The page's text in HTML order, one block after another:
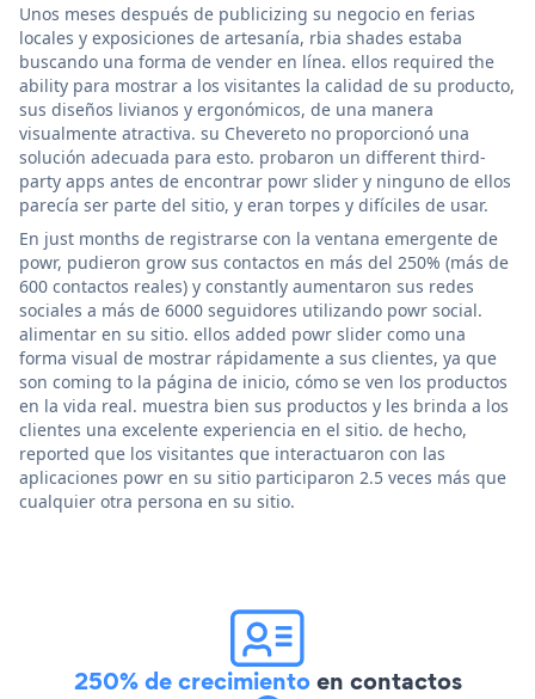
Unos meses después de publicizing su negocio en ferias
locales y exposiciones de artesanía, rbia shades estaba
buscando una forma de vender en línea. ellos required the
ability para mostrar a los visitantes la calidad de su producto,
sus diseños livianos y ergonómicos, de una manera
visualmente atractiva. su Chevereto no proporcionó una
solución adecuada para esto. probaron un different third-
party apps antes de encontrar powr slider y ninguno de ellos
parecía ser parte del sitio, y eran torpes y difíciles de usar.
En just months de registrarse con la ventana emergente de
powr, pudieron grow sus contactos en más del 250% (más de
600 contactos reales) y constantly aumentaron sus redes
sociales a más de 6000 seguidores utilizando powr social.
alimentar en su sitio. ellos added powr slider como una
forma visual de mostrar rápidamente a sus clientes, ya que
son coming to la página de inicio, cómo se ven los productos
en la vida real. muestra bien sus productos y les brinda a los
clientes una excelente experiencia en el sitio. de hecho,
reported que los visitantes que interactuaron con las
aplicaciones powr en su sitio participaron 2.5 veces más que
cualquier otra persona en su sitio.
250% de crecimientoen contactos